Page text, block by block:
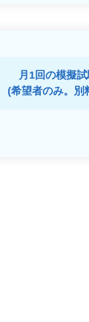
月1回の模擬
(希望者のみ。別